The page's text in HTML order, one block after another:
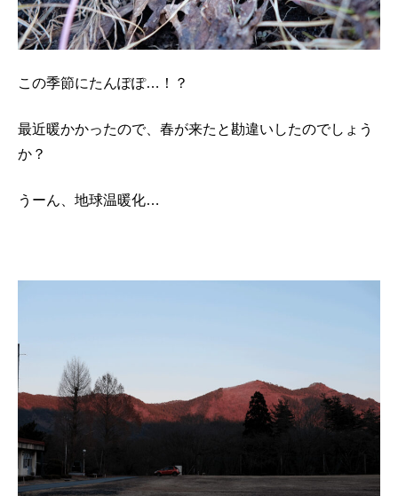
この季節にたんぽぽ…！？
最近暖かかったので、春が来たと勘違いしたのでしょう
か？
うーん、地球温暖化…